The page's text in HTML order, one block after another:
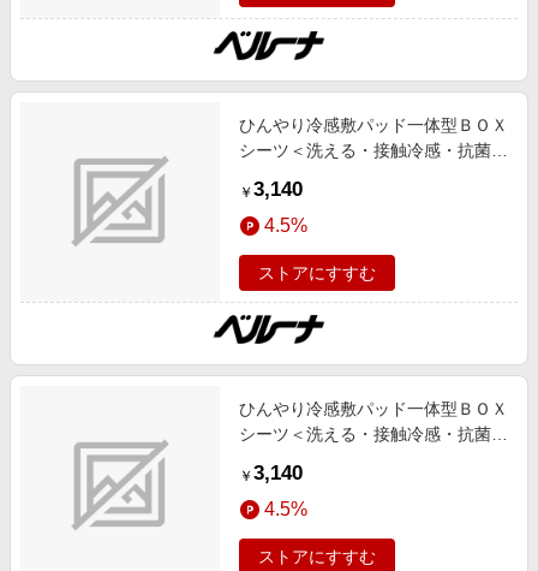
加,動画あり
ひんやり冷感敷パッド一体型ＢＯＸ
シーツ＜洗える・接触冷感・抗菌防
ツ・寝苦しさ対策＞ ラベンダーグ
レー シングル インテリア iellio 春
号 ひんやりアイテム,接触冷感
SNS,インテリア,お薦め商品,ロング
セラー,新色追加,動画あり
￥ 3,140
4.5%
ストアにすすむ
ひんやり冷感敷パッド一体型ＢＯＸ
シーツ＜洗える・接触冷感・抗菌防
ツ・寝苦しさ対策＞ モカベージュ
シングル インテリア iellio 春号 ひ
んやりアイテム,接触冷感 SNS,イン
テリア,お薦め商品,ロングセラー,新
￥ 3,140
4.5%
ストアにすすむ